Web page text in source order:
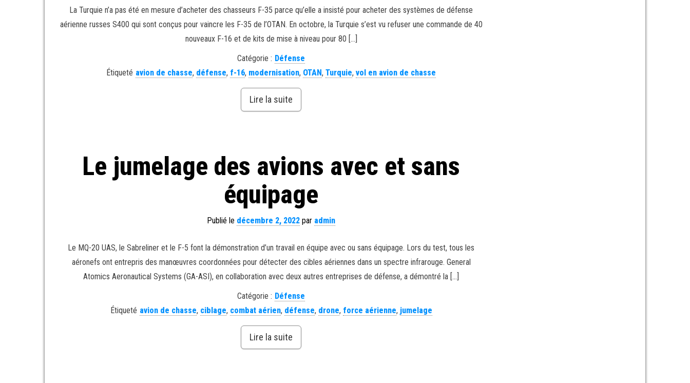
La Turquie n’a pas été en mesure d’acheter des chasseurs F-35 parce qu’elle a insisté pour acheter des systèmes de défense
aérienne russes S400 qui sont conçus pour vaincre les F-35 de l’OTAN. En octobre, la Turquie s’est vu refuser une commande de 40
nouveaux F-16 et de kits de mise à niveau pour 80 […]
Catégorie : Défense
Étiqueté avion de chasse, défense, f-16, modernisation, OTAN,Turquie,vol en avion de chasse
Lire la suite
Le jumelage des avions avec et sans
équipage
Publié le décembre 2, 2022 par admin
Le MQ-20 UAS, le Sabreliner et le F-5 font la démonstration d’un travail en équipe avec ou sans équipage. Lors du test, tous les
aéronefs ont entrepris des manœuvres coordonnées pour détecter des cibles aériennes dans un spectre infrarouge. General
Atomics Aeronautical Systems (GA-ASI), en collaboration avec deux autres entreprises de défense, a démontré la […]
Catégorie : Défense
Étiqueté avion de chasse, ciblage, combat aérien, défense, drone, force aérienne, jumelage
Lire la suite